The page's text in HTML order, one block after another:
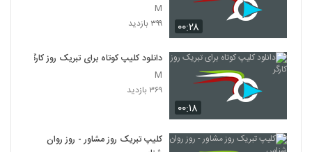
۰۰:۲۸
M
۳۹۹ بازدید
۰۰:۱۸
دانلود کلیپ کوتاه برای تبریک روز کارگر
M
۳۶۹ بازدید
کلیپ تبریک روز مشاور - روز روان